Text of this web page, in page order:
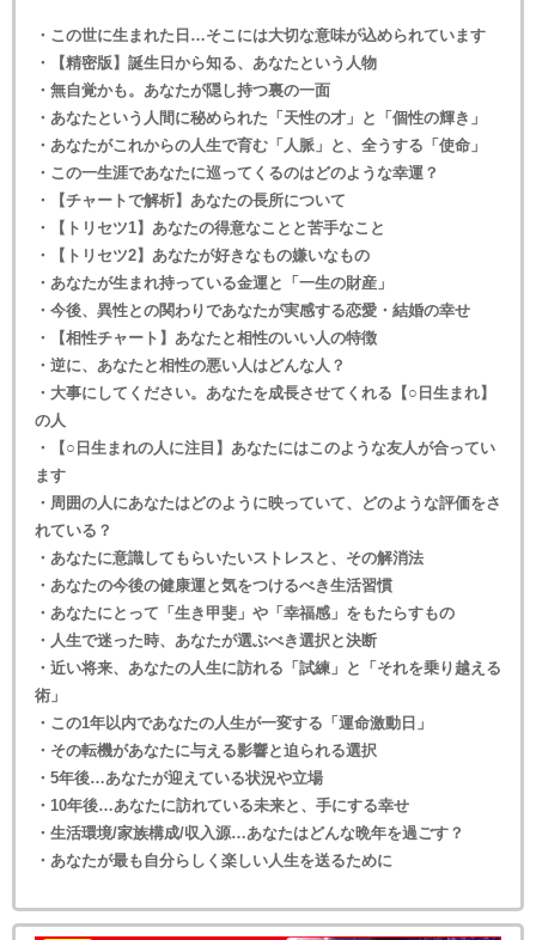
・この世に生まれた日…そこには大切な意味が込められています
・【精密版】誕生日から知る、あなたという人物
・無自覚かも。あなたが隠し持つ裏の一面
・あなたという人間に秘められた「天性の才」と「個性の輝き」
・あなたがこれからの人生で育む「人脈」と、全うする「使命」
・この一生涯であなたに巡ってくるのはどのような幸運？
・【チャートで解析】あなたの長所について
・【トリセツ1】あなたの得意なことと苦手なこと
・【トリセツ2】あなたが好きなもの嫌いなもの
・あなたが生まれ持っている金運と「一生の財産」
・今後、異性との関わりであなたが実感する恋愛・結婚の幸せ
・【相性チャート】あなたと相性のいい人の特徴
・逆に、あなたと相性の悪い人はどんな人？
・大事にしてください。あなたを成長させてくれる【○日生まれ】
の人
・【○日生まれの人に注目】あなたにはこのような友人が合ってい
ます
・周囲の人にあなたはどのように映っていて、どのような評価をさ
れている？
・あなたに意識してもらいたいストレスと、その解消法
・あなたの今後の健康運と気をつけるべき生活習慣
・あなたにとって「生き甲斐」や「幸福感」をもたらすもの
・人生で迷った時、あなたが選ぶべき選択と決断
・近い将来、あなたの人生に訪れる「試練」と「それを乗り越える
術」
・この1年以内であなたの人生が一変する「運命激動日」
・その転機があなたに与える影響と迫られる選択
・5年後…あなたが迎えている状況や立場
・10年後…あなたに訪れている未来と、手にする幸せ
・生活環境/家族構成/収入源…あなたはどんな晩年を過ごす？
・あなたが最も自分らしく楽しい人生を送るために